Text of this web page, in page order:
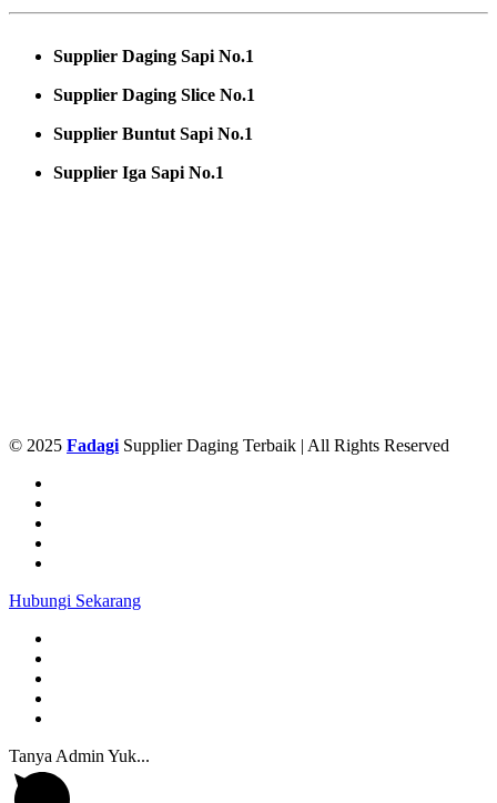
Supplier Daging Sapi No.1
Supplier Daging Slice No.1
Supplier Buntut Sapi No.1
Supplier Iga Sapi No.1
© 2025 FadagiSupplier Daging Terbaik | All Rights Reserved
Hubungi Sekarang
Tanya Admin Yuk...